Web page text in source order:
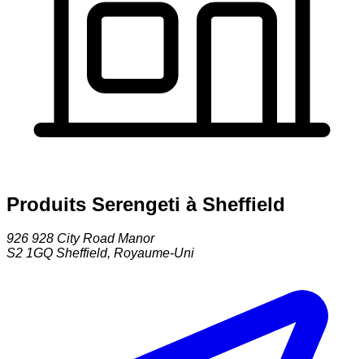
Produits Serengeti à Sheffield
926 928 City Road Manor
S2 1GQ Sheffield, Royaume-Uni